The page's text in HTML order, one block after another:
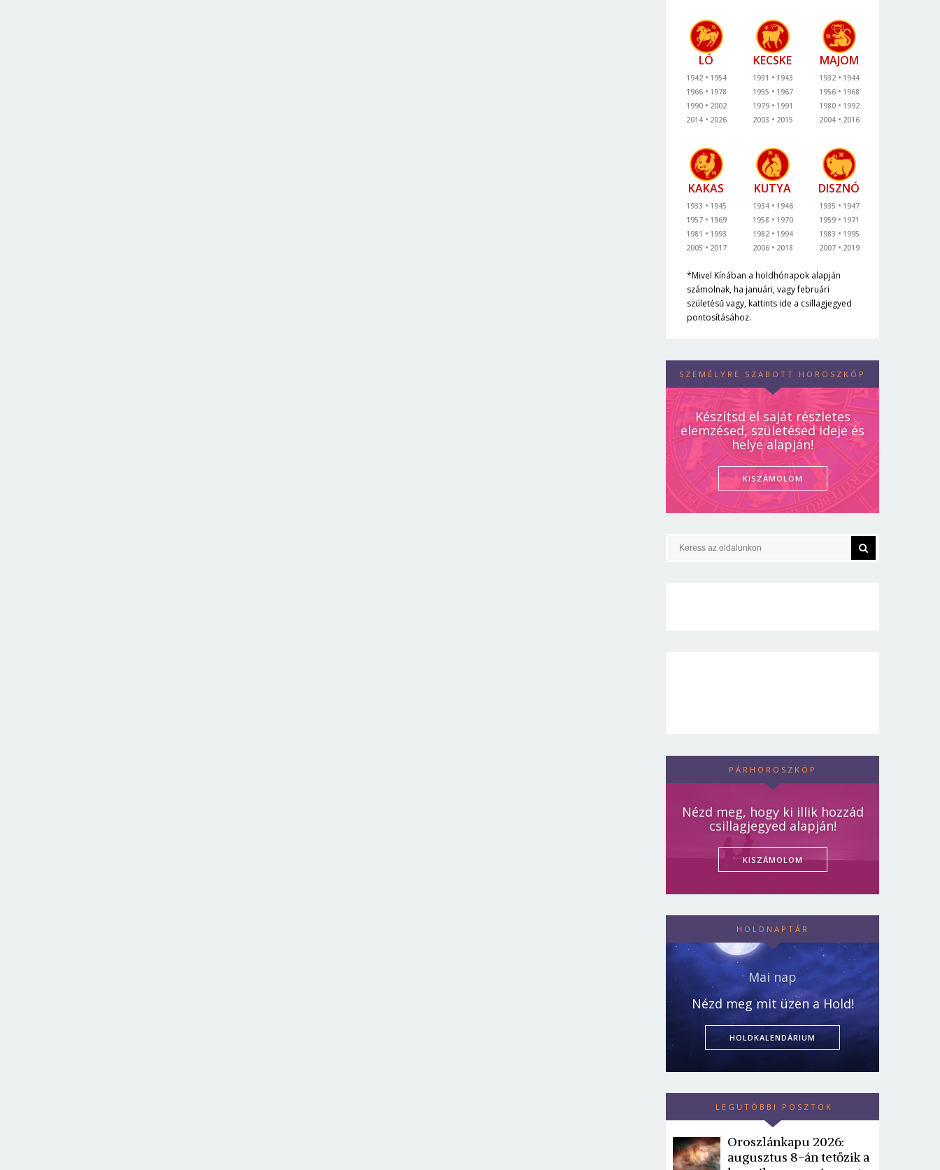
LÓ
1942
1954
1966
1978
1990
2002
2014
2026
KECSKE
1931
1943
1955
1967
1979
1991
2003
2015
MAJOM
1932
1944
1956
1968
1980
1992
2004
2016
KAKAS
1933
1945
1957
1969
1981
1993
2005
2017
KUTYA
1934
1946
1958
1970
1982
1994
2006
2018
DISZNÓ
1935
1947
1959
1971
1983
1995
2007
2019
*Mivel Kínában a holdhónapok alapján
számolnak, ha januári, vagy februári
születésű vagy, kattints ide a csillagjegyed
pontosításához.
SZEMÉLYRE SZABOTT HOROSZKÓP
Készítsd el saját részletes
elemzésed, születésed ideje és
helye alapján!
KISZÁMOLOM
PÁRHOROSZKÓP
Nézd meg, hogy ki illik hozzád
csillagjegyed alapján!
KISZÁMOLOM
HOLDNAPTÁR
Mai nap
Nézd meg mit üzen a Hold!
HOLDKALENDÁRIUM
LEGUTÓBBI POSZTOK
Oroszlánkapu 2026:
augusztus 8-án tetőzik a